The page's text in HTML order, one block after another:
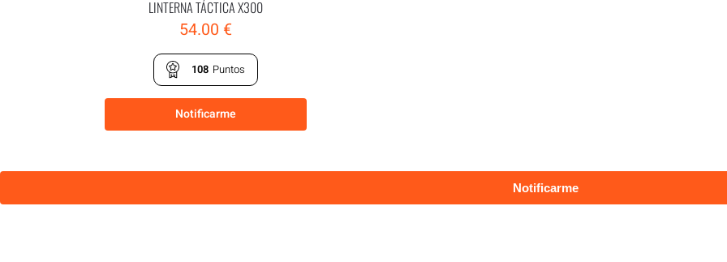
LINTERNA TÁCTICA X300
54.00 €
108 Puntos
Notificarme